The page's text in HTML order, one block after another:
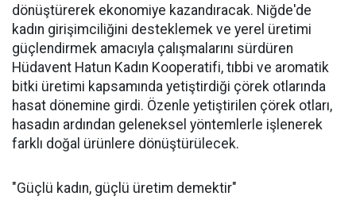
dönüştürerek ekonomiye kazandıracak. Niğde'de
kadın girişimciliğini desteklemek ve yerel üretimi
güçlendirmek amacıyla çalışmalarını sürdüren
Hüdavent Hatun Kadın Kooperatifi, tıbbi ve aromatik
bitki üretimi kapsamında yetiştirdiği çörek otlarında
hasat dönemine girdi. Özenle yetiştirilen çörek otları,
hasadın ardından geleneksel yöntemlerle işlenerek
farklı doğal ürünlere dönüştürülecek.
"Güçlü kadın, güçlü üretim demektir"